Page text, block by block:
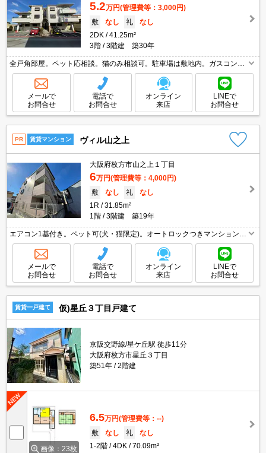
5.2万円(管理費等：3,000円)
敷
なし 礼
なし
2DK
41.25m²
3階
3階建 築30年
全戸角部屋。ペット応相談。猫のみ相談可。駐車場は敷地内。ガスコンロ
使用可。お料理好きの方に。最寄り駅まで徒歩4分！。2面バルコニー。新
婚様からファミリーまで。初期費用分割払い可（保険料除く）。
メールで
お問合せ
電話で
お問合せ
オンライン
来店
LINEで
お問合せ
PR 賃貸マンション ヴィル山之上
大阪府枚方市山之上１丁目
6万円(管理費等：4,000円)
敷
なし 礼
なし
1R
31.85m²
1階
3階建 築19年
エアコン1基付き。ペット可(犬・猫限定)。オートロックつきマンション。
初期費用・家賃カード払い可。家具配置はイメ－ジです。家具・調度品等
は含まれません。初期費用分割払い可（保険料除く）。
メールで
お問合せ
電話で
お問合せ
オンライン
来店
LINEで
お問合せ
賃貸一戸建て 仮)星丘３丁目戸建て
京阪交野線/星ケ丘駅 徒歩11分
大阪府枚方市星丘３丁目
築51年
2階建
画像：23枚
6.5万円(管理費等：--)
敷
なし 礼
なし
1-2階
4DK 70.09m²